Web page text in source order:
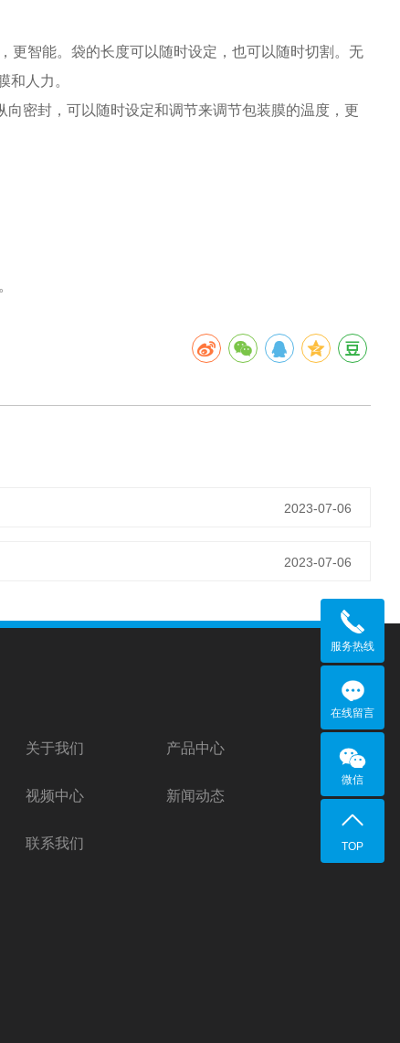
更智能。袋的长度可以随时设定，也可以随时切割。无
和人力。
密封，可以随时设定和调节来调节包装膜的温度，更
2023-07-06
2023-07-06
关于我们 产品中心
视频中心 新闻动态
联系我们
服务热线
在线留言
微信
TOP